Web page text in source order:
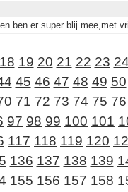
ben er super blij mee,met
18 19 20 21 22 23 24
45 46 47 48 49 50
71 72 73 74 75 76
97 98 99 100 101
117 118 119 120
136 137 138 139
155 156 157 158